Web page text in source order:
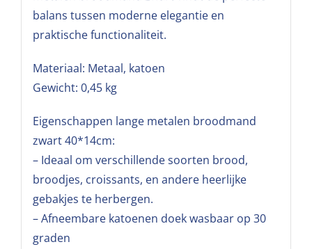
balans tussen moderne elegantie en
praktische functionaliteit.
Materiaal: Metaal, katoen
Gewicht: 0,45 kg
Eigenschappen lange metalen broodmand
zwart 40*14cm:
– Ideaal om verschillende soorten brood,
broodjes, croissants, en andere heerlijke
gebakjes te herbergen.
– Afneembare katoenen doek wasbaar op 30
graden